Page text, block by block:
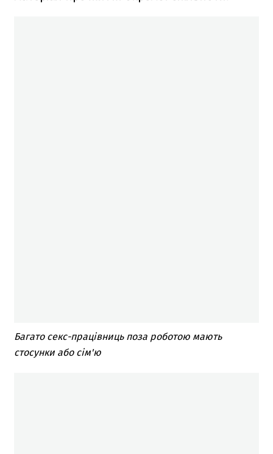
Багато секс-працівниць поза роботою мають
стосунки або сім'ю